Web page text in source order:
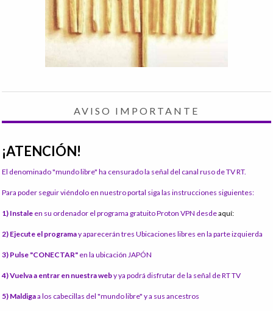
AVISO IMPORTANTE
¡ATENCIÓN!
El denominado "mundo libre" ha censurado la señal del canal ruso de TV RT.
Para poder seguir viéndolo en nuestro portal siga las instrucciones siguientes:
1) Instale en su ordenador el programa gratuito Proton VPN desdeaquí:
2) Ejecute el programay aparecerán tres Ubicaciones libres en la parte izquierda
3) Pulse "CONECTAR" en la ubicación JAPÓN
4) Vuelva a entrar en nuestra weby ya podrá disfrutar de la señal de RT TV
5) Maldigaa los cabecillas del "mundo libre" y a sus ancestros